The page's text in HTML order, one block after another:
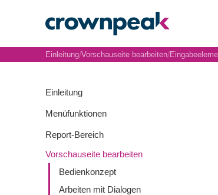
Einleitung
Menüfunktionen
Report-Bereich
Vorschauseite bearbeiten
Bedienkonzept
Arbeiten mit Dialogen
Einleitung/Vorschauseite bearbeiten/